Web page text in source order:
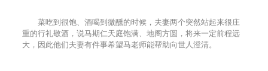
菜吃到很饱、酒喝到微醺的时候，夫妻两个突然站起来很庄
重的行礼敬酒，说马期仁天庭饱满、地阁方圆，将来一定前程远
大，因此他们夫妻有件事希望马老师能帮助向世人澄清。